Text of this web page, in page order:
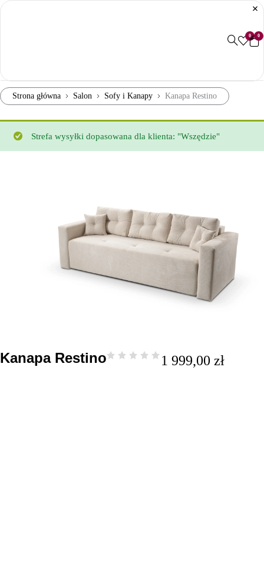
0 0
Strona główna Salon Sofy i Kanapy Kanapa Restino
Strefa wysyłki dopasowana dla klienta: "Wszędzie"
Kanapa Restino 1 999,00 zł